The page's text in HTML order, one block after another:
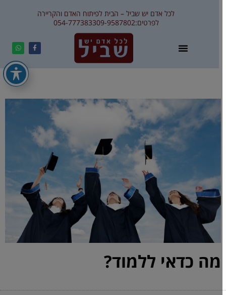
לכל אדם יש שביל – הבית לפיתוח האדם והקריירה
לפרטים:09-9587802
054-7773833
מה כדאי ללמוד?